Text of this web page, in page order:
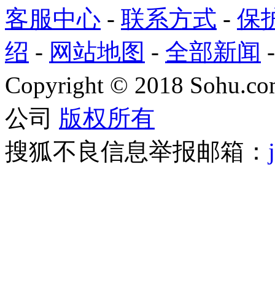
客服中心 - 联系方式 - 保
绍 - 网站地图 - 全部新闻
Copyright © 2018
公司 版权所有
搜狐不良信息举报邮箱：